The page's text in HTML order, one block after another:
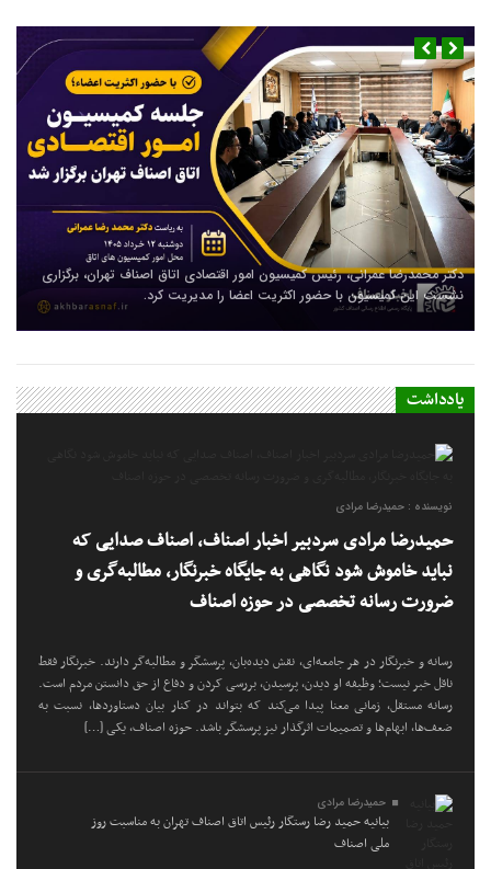
دکتر محمدرضا عمرانی، رئیس کمیسیون امور اقتصادی اتاق اصناف تهران، برگزاری
نشست این کمیسیون با حضور اکثریت اعضا را مدیریت کرد.
یادداشت
نویسنده : حمیدرضا مرادی
حمیدرضا مرادی سردبیر اخبار اصناف، اصناف صدایی که
نباید خاموش شود نگاهی به جایگاه خبرنگار، مطالبه‌گری و
ضرورت رسانه تخصصی در حوزه اصناف
رسانه و خبرنگار در هر جامعه‌ای، نقش دیده‌بان، پرسشگر و مطالبه‌گر دارند. خبرنگار فقط
ناقل خبر نیست؛ وظیفه او دیدن، پرسیدن، بررسی کردن و دفاع از حق دانستن مردم است.
رسانه مستقل، زمانی معنا پیدا می‌کند که بتواند در کنار بیان دستاوردها، نسبت به
ضعف‌ها، ابهام‌ها و تصمیمات اثرگذار نیز پرسشگر باشد. حوزه اصناف، یکی […]
حمیدرضا مرادی
بیانیه حمید رضا رستگار رئیس اتاق اصناف تهران به مناسبت روز
ملی اصناف